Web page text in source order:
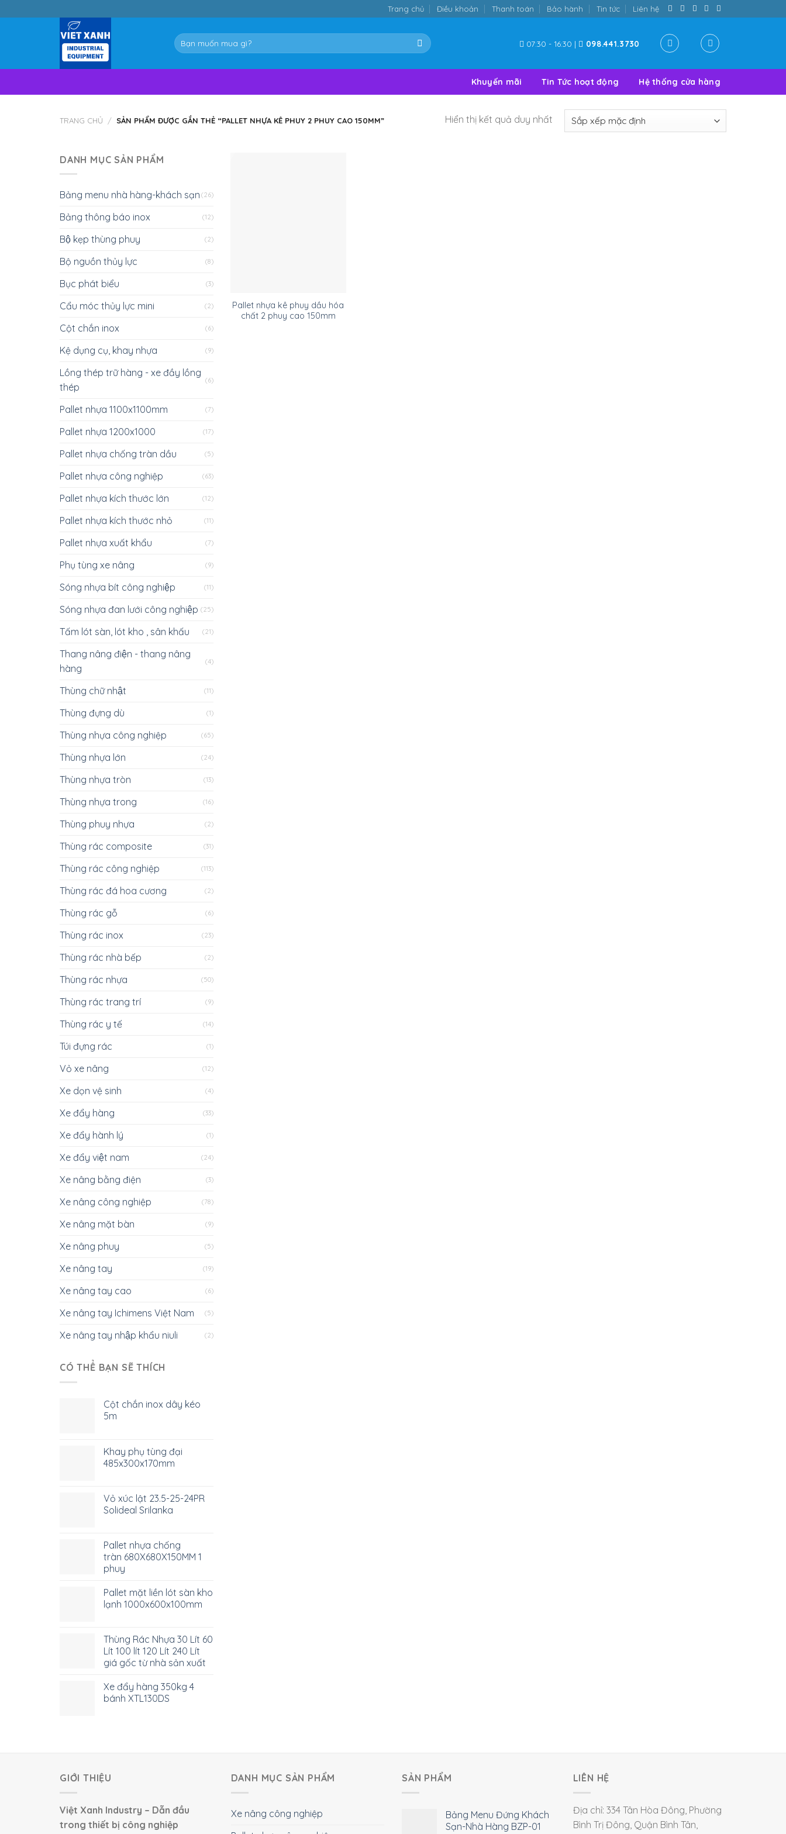
to
Trang chủ Điều khoản Thanh toán Bảo hành Tin tức Liên hệ
Tìm
kiếm:
07:30 - 16:30 | 098.441.3730
Khuyến mãi Tin Tức hoạt động Hệ thống cửa hàng
TRANG CHỦ / SẢN PHẨM ĐƯỢC GẮN THẺ “PALLET NHỰA KÊ PHUY 2 PHUY CAO 150MM” Hiển thị kết quả duy nhất
DANH MỤC SẢN PHẨM
Bảng menu nhà hàng-khách sạn (26)
Bảng thông báo inox (12)
Bộ kẹp thùng phuy (2)
Bộ nguồn thủy lực (8)
Bục phát biểu (3)
Cẩu móc thủy lực mini (2)
Cột chắn inox (6)
Kệ dụng cụ, khay nhựa (9)
Lồng thép trữ hàng - xe đầy lồng
thép
(6)
Pallet nhựa 1100x1100mm (7)
Pallet nhựa 1200x1000 (17)
Pallet nhựa chống tràn dầu (5)
Pallet nhựa công nghiệp (63)
Pallet nhựa kích thước lớn (12)
Pallet nhựa kích thước nhỏ (11)
Pallet nhựa xuất khẩu (7)
Phụ tùng xe nâng (9)
Sóng nhựa bít công nghiệp (11)
Sóng nhựa đan lưới công nghiệp (25)
Tấm lót sàn, lót kho , sân khấu (21)
Thang nâng điện - thang nâng
hàng
(4)
Thùng chữ nhật (11)
Thùng đựng dù (1)
Thùng nhựa công nghiệp (65)
Thùng nhựa lớn (24)
Thùng nhựa tròn (13)
Thùng nhựa trong (16)
Thùng phuy nhựa (2)
Thùng rác composite (31)
Thùng rác công nghiệp (113)
Thùng rác đá hoa cương (2)
Thùng rác gỗ (6)
Thùng rác inox (23)
Thùng rác nhà bếp (2)
Thùng rác nhựa (50)
Thùng rác trang trí (9)
Thùng rác y tế (14)
Túi đựng rác (1)
Vỏ xe nâng (12)
Xe dọn vệ sinh (4)
Xe đẩy hàng (33)
Xe đẩy hành lý (1)
Xe đẩy việt nam (24)
Xe nâng bằng điện (3)
Xe nâng công nghiệp (78)
Xe nâng mặt bàn (9)
Xe nâng phuy (5)
Xe nâng tay (19)
Xe nâng tay cao (6)
Xe nâng tay Ichimens Việt Nam (5)
Xe nâng tay nhập khẩu niuli (2)
CÓ THỂ BẠN SẼ THÍCH
Cột chắn inox dây kéo
5m
Khay phụ tùng đại
485x300x170mm
Vỏ xúc lật 23.5-25-24PR
Solideal Srilanka
Pallet nhựa chống
tràn 680X680X150MM 1
phuy
Pallet mặt liền lót sàn kho
lạnh 1000x600x100mm
Thùng Rác Nhựa 30 Lít 60
Lít 100 lít 120 Lít 240 Lít
giá gốc từ nhà sản xuất
Xe đẩy hàng 350kg 4
bánh XTL130DS
Pallet nhựa kê phuy dầu hóa
chất 2 phuy cao 150mm
GIỚI THIỆU
Việt Xanh Industry – Dẫn đầu
trong thiết bị công nghiệp
DANH MỤC SẢN PHẨM
Xe nâng công nghiệp
SẢN PHẨM
Bảng Menu Đứng Khách
Sạn-Nhà Hàng BZP-01
LIÊN HỆ
Địa chỉ: 334 Tân Hòa Đông, Phường
Bình Trị Đông, Quận Bình Tân,